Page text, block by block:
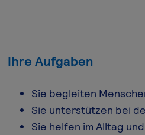
Ihre Aufgaben
Sie begleiten
Sie unterstützen bei
Sie helfen im Alltag